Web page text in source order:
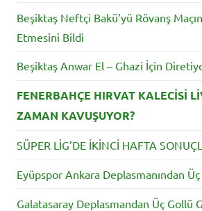
Beşiktaş Neftçi Bakü’yü Rövanş
Etmesini Bildi
Beşiktaş Anwar El – Ghazi İçin
FENERBAHÇE HIRVAT KALECİSİ
ZAMAN KAVUŞUYOR?
SÜPER LİG’DE İKİNCİ HAFTA
Eyüpspor Ankara Deplasmanından
Galatasaray Deplasmandan Üç Gollü